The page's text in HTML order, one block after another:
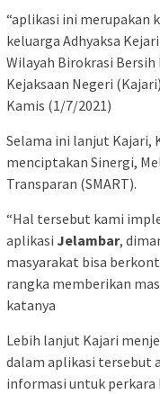
“aplikasi ini merupakan
keluarga Adhyaksa
Wilayah Birokrasi Bersih
Kejaksaan Negeri
Kamis (1/7/2021)
Selama ini lanjut Kajari,
menciptakan Sinergi,
Transparan (SMART).
“Hal tersebut kami
aplikasi Jelambar,
masyarakat bisa
rangka memberikan
katanya
Lebih lanjut Kajari
dalam aplikasi tersebut
informasi untuk perkara